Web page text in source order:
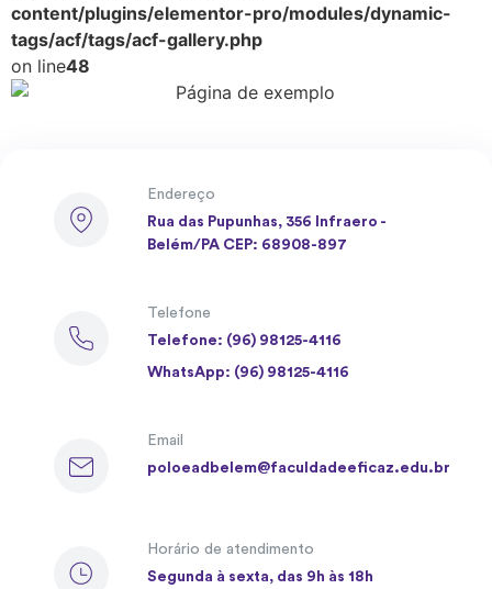
content/plugins/elementor-pro/modules/dynamic-
tags/acf/tags/acf-gallery.php
on line48
Endereço
Rua das Pupunhas, 356 Infraero -
Belém/PA CEP: 68908-897
Telefone
Telefone: (96) 98125-4116
WhatsApp: (96) 98125-4116
Email
poloeadbelem@faculdadeeficaz.edu.br
Horário de atendimento
Segunda à sexta, das 9h às 18h